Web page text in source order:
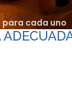
cada uno